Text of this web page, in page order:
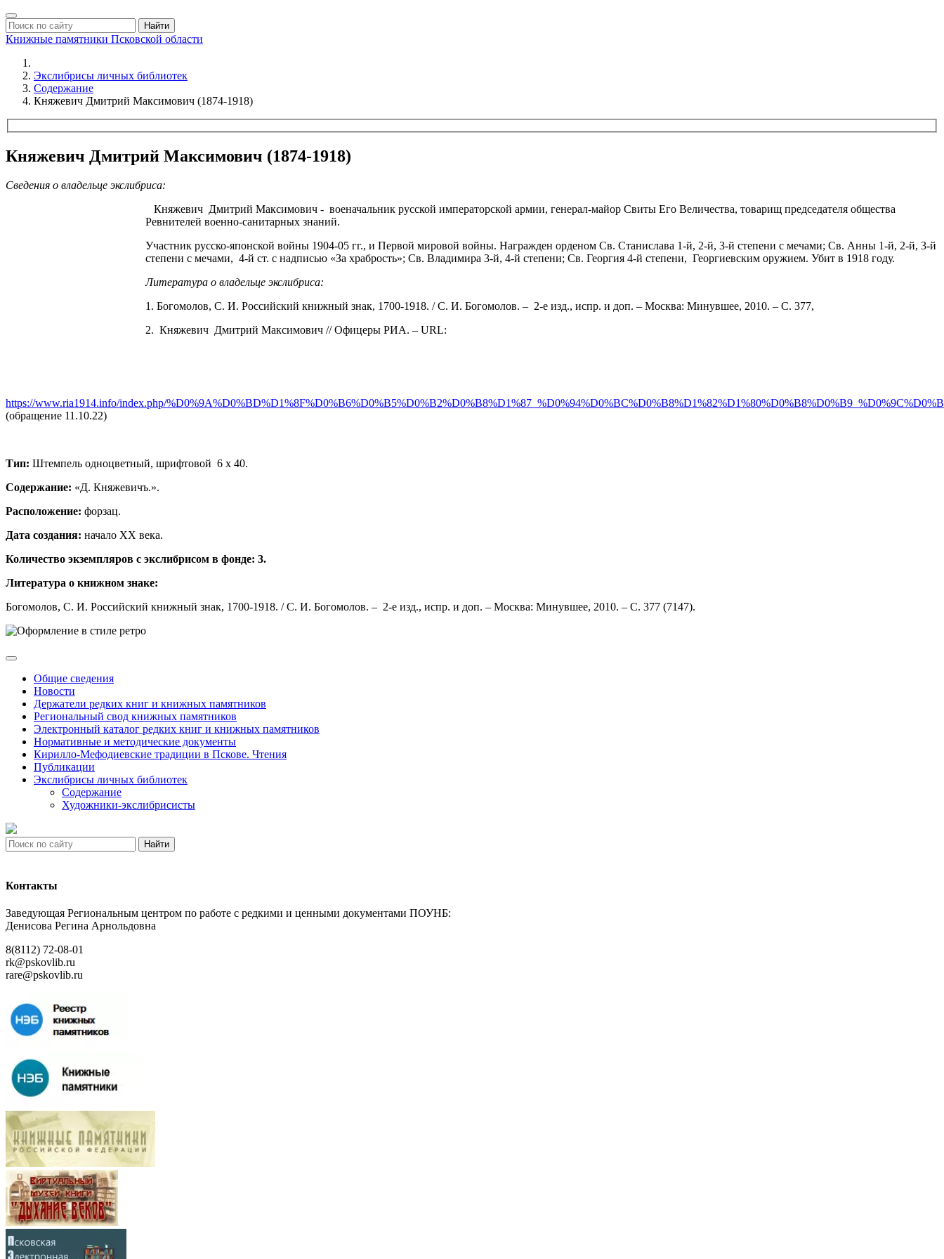
Найти
Книжные памятники Псковской области
Экслибрисы личных библиотек
Содержание
Княжевич Дмитрий Максимович (1874-1918)
Княжевич Дмитрий Максимович (1874-1918)
Сведения о владельце экслибриса:
Княжевич Дмитрий Максимович - военачальник русской императорской армии, генерал-майор Свиты Его Величества, товарищ председателя общества
Ревнителей военно-санитарных знаний.
Участник русско-японской войны 1904-05 гг., и Первой мировой войны. Награжден орденом Св. Станислава 1-й, 2-й, 3-й степени с мечами; Св. Анны 1-й, 2-й, 3-й
степени с мечами, 4-й ст. с надписью «За храбрость»; Св. Владимира 3-й, 4-й степени; Св. Георгия 4-й степени, Георгиевским оружием. Убит в 1918 году.
Литература о владельце экслибриса:
1. Богомолов, С. И. Российский книжный знак, 1700-1918. / С. И. Богомолов. – 2-е изд., испр. и доп. – Москва: Минувшее, 2010. – С. 377,
2. Княжевич Дмитрий Максимович // Офицеры РИА. – URL:
https://www.ria1914.info/index.php/
(обращение 11.10.22)
Тип: Штемпель одноцветный, шрифтовой 6 х 40.
Содержание: «Д. Княжевичъ.».
Расположение: форзац.
Дата создания: начало ХХ века.
Количество экземпляров с экслибрисом в фонде: 3.
Литература о книжном знаке:
Богомолов, С. И. Российский книжный знак, 1700-1918. / С. И. Богомолов. – 2-е изд., испр. и доп. – Москва: Минувшее, 2010. – С. 377 (7147).
Общие сведения
Новости
Держатели редких книг и книжных памятников
Региональный свод книжных памятников
Электронный каталог редких книг и книжных памятников
Нормативные и методические документы
Кирилло-Мефодиевские традиции в Пскове. Чтения
Публикации
Экслибрисы личных библиотек
Содержание
Художники-экслибрисисты
Найти
Контакты
Заведующая Региональным центром по работе с редкими и ценными документами ПОУНБ:
Денисова Регина Арнольдовна
8(8112) 72-08-01
rk@pskovlib.ru
rare@pskovlib.ru